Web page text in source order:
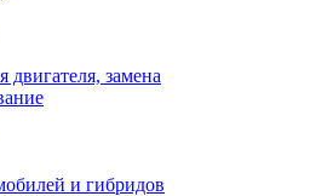
замена
и гибридов